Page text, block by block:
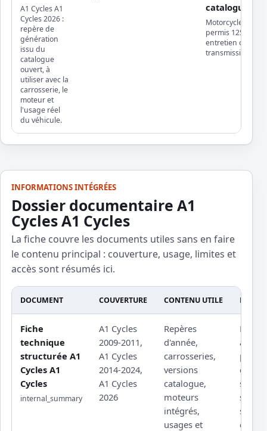
A1 Cycles A1
Cycles 2026 :
repère de
génération
issu du
catalogue
ouvert, à
utiliser avec la
carrosserie, le
moteur et
l'usage réel
du véhicule.
catalogue
Motorcycle ·
permis 125 ou
entretien chaîne
transmission
INFORMATIONS INTÉGRÉES
Dossier documentaire A1
Cycles A1 Cycles
La fiche couvre les documents utiles sans en faire
le contenu principal : couverture, usage, limites et
accès sont résumés ici.
DOCUMENT COUVERTURE CONTENU UTILE
Fiche
technique
structurée A1
Cycles A1
Cycles
internal_summary
A1 Cycles
2009-2011,
A1 Cycles
2014-2024,
A1 Cycles
2026
Repères
d'année,
carrosseries,
versions
catalogue,
moteurs
intégrés,
usages et
atelier